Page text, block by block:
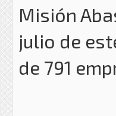
Misión
julio de
de 791